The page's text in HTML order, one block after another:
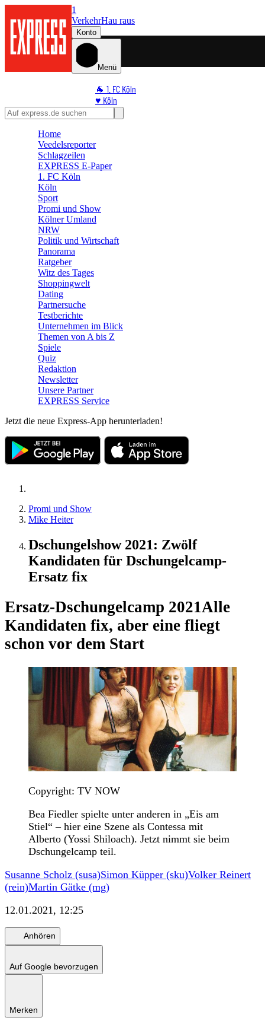
1
VerkehrHau raus
Konto
Menü
🐐 1. FC Köln
♥️ Köln
⭐ Promi
🛒 Shoppingwelt
Home
Veedelsreporter
Schlagzeilen
EXPRESS E-Paper
1. FC Köln
Köln
Sport
Promi und Show
Kölner Umland
NRW
Politik und Wirtschaft
Panorama
Ratgeber
Witz des Tages
Shoppingwelt
Dating
Partnersuche
Testberichte
Unternehmen im Blick
Themen von A bis Z
Spiele
Quiz
Redaktion
Newsletter
Unsere Partner
EXPRESS Service
Jetzt die neue Express-App herunterladen!
Promi und Show
Mike Heiter
Dschungelshow 2021: Zwölf
Kandidaten für Dschungelcamp-
Ersatz fix
Ersatz-Dschungelcamp 2021Alle
Kandidaten fix, aber eine fliegt
schon vor dem Start
Copyright: TV NOW
Bea Fiedler spielte unter anderen in „Eis am
Stiel“ – hier eine Szene als Contessa mit
Alberto (Yossi Shiloach). Jetzt nimmt sie beim
Dschungelcamp teil.
Susanne Scholz (susa)Simon Küpper (sku)Volker Reinert
(rein)Martin Gätke (mg)
12.01.2021, 12:25
Anhören
Auf Google bevorzugen
Merken